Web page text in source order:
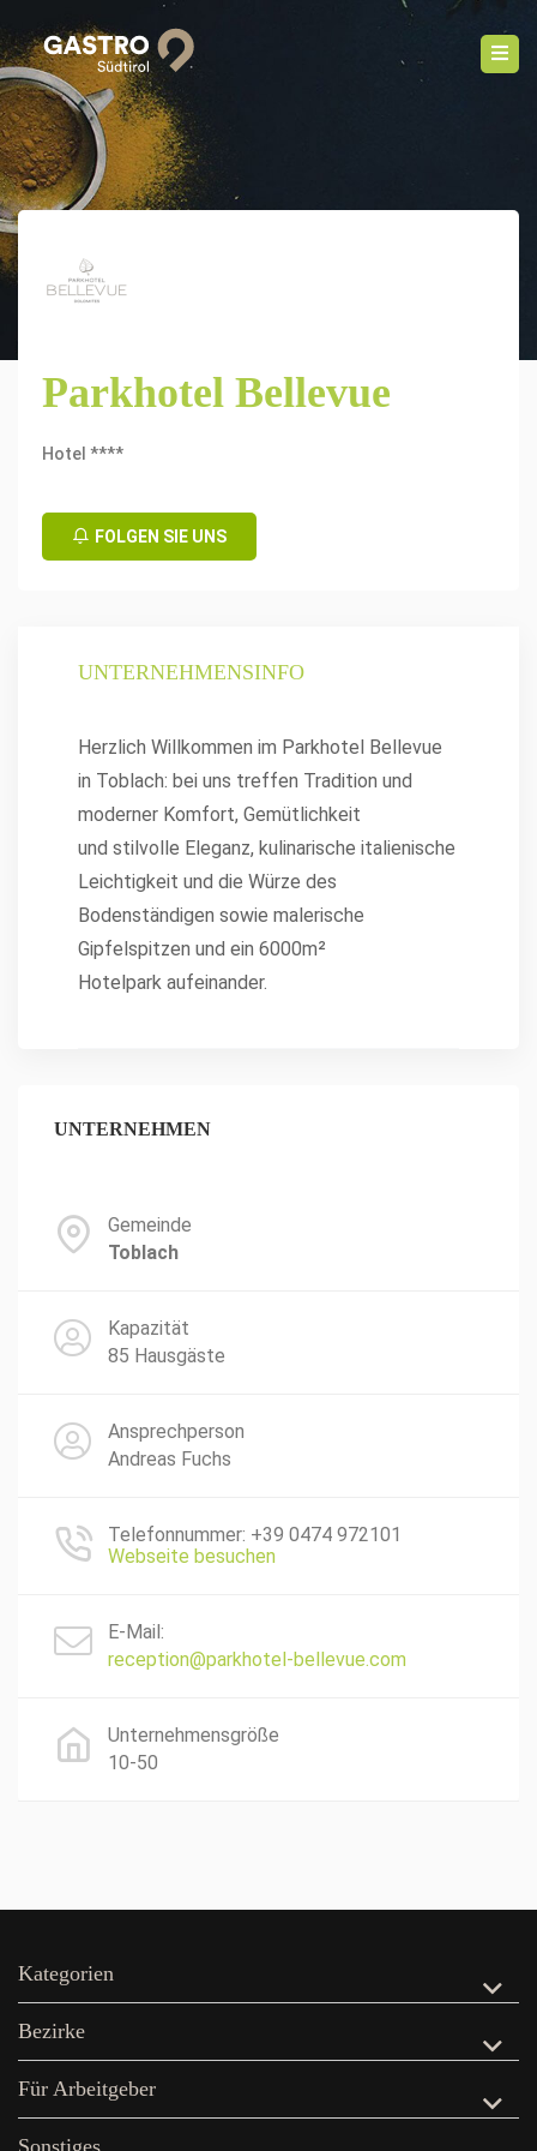
Parkhotel Bellevue
Hotel ****
FOLGEN SIE UNS
UNTERNEHMENSINFO
Herzlich Willkommen im Parkhotel Bellevue
in Toblach: bei uns treffen Tradition und
moderner Komfort, Gemütlichkeit
und stilvolle Eleganz, kulinarische italienische
Leichtigkeit und die Würze des
Bodenständigen sowie malerische
Gipfelspitzen und ein 6000m²
Hotelpark aufeinander.
UNTERNEHMEN
Gemeinde
Toblach
Kapazität
85 Hausgäste
Ansprechperson
Andreas Fuchs
Telefonnummer: +39 0474 972101
Webseite besuchen
E-Mail:
reception@parkhotel-bellevue.com
Unternehmensgröße
10-50
Kategorien
Bezirke
Für Arbeitgeber
Sonstiges